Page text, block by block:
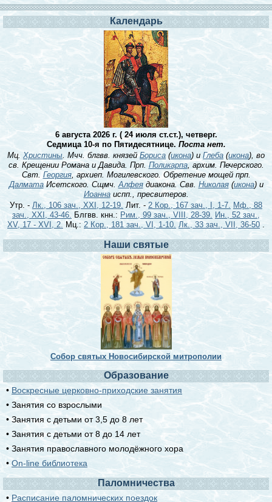
Календарь
6 августа 2026 г. ( 24 июля ст.ст.), четверг.
Седмица 10-я по Пятидесятнице. Поста нет.
Мц. Христины. Мчч. блгвв. князейБориса (икона) и Глеба (икона), во
св. Крещении Романа и Давида. Прп. Поликарпа, архим. Печерского.
Свт. Георгия, архиеп. Могилевского. Обретение мощей прп.
ДалматаИсетского. Сщмч.Алфеядиакона. Свв. Николая(икона) и
Иоаннаиспп., пресвитеров.
Утр. - Лк., 106 зач., XXI, 12-19. Лит. - 2 Кор., 167 зач., I, 1-7. Мф., 88
зач., XXI, 43-46. Блгвв. кнн.: Рим., 99 зач., VIII, 28-39. Ин., 52 зач.,
XV, 17 - XVI, 2. Мц.: 2 Кор., 181 зач., VI, 1-10. Лк., 33 зач., VII, 36-50 .
Наши святые
Собор святых Новосибирской митрополии
Образование
• Воскресные церковно-приходские занятия
• Занятия со взрослыми
• Занятия с детьми от 3,5 до 8 лет
• Занятия с детьми от 8 до 14 лет
• Занятия православного молодёжного хора
• On-line библиотека
Паломничества
• Расписание паломнических поездок